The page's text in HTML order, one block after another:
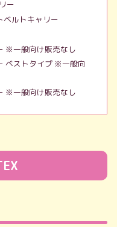
ー
ベルトキャリー
※一般向け販売なし
ベストタイプ ※一般向
※一般向け販売なし